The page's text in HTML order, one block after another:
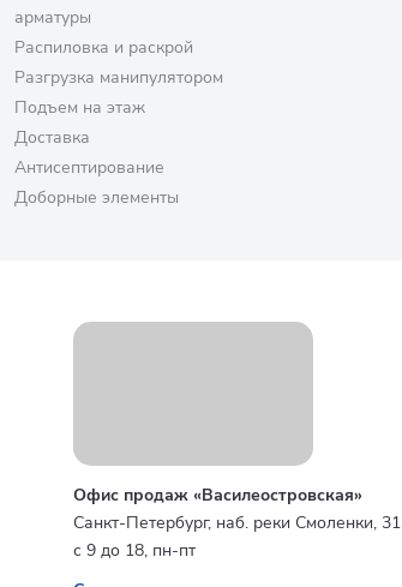
арматуры
Распиловка и раскрой
Разгрузка манипулятором
Подъем на этаж
Доставка
Антисептирование
Доборные элементы
Офис продаж «Василеостровская»
Санкт-Петербург, наб. реки Смоленки, 31
с 9 до 18, пн-пт